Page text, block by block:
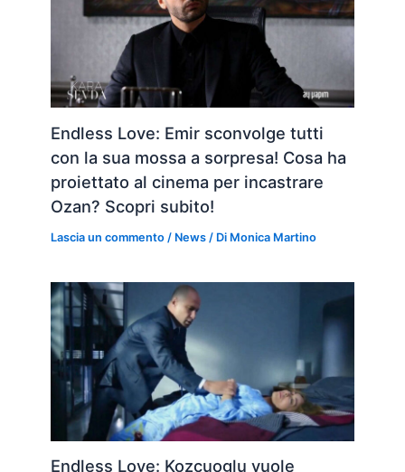
Endless Love: Emir sconvolge tutti
con la sua mossa a sorpresa! Cosa ha
proiettato al cinema per incastrare
Ozan? Scopri subito!
Lascia un commento / News / Di Monica Martino
Endless Love: Kozcuoglu vuole